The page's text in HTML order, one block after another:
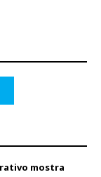
mostra